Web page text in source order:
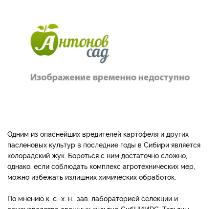
Одним из опаснейших вредителей картофеля и других
пасленовых культур в последние годы в Сибири является
колорадский жук. Бороться с ним достаточно сложно,
однако, если соблюдать комплекс агротехнических мер,
можно избежать излишних химических обработок.
По мнению к. с.-х. н., зав. лабораторией селекции и